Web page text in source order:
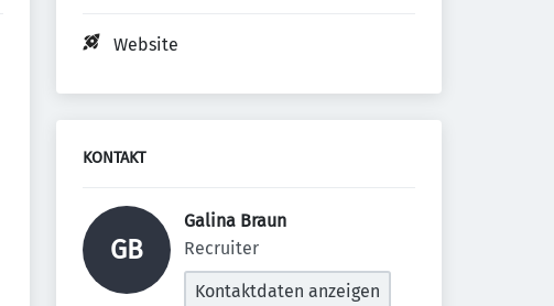
Website
KONTAKT
GB
Galina Braun
Recruiter
Kontaktdaten anzeigen